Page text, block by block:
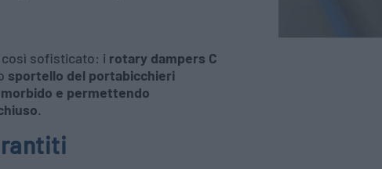
così sofisticato: i rotary dampers C
sportello del portabicchieri
e permettendo
.